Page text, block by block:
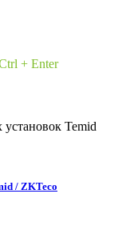
+ Enter
/ ZKTeco